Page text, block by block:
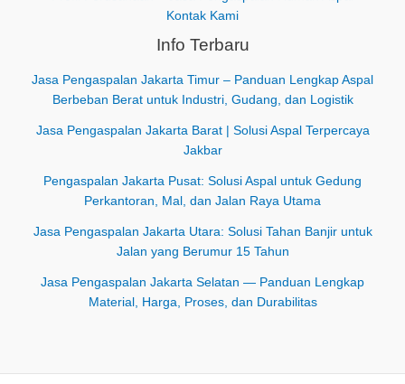
Kontak Kami
Info Terbaru
Jasa Pengaspalan Jakarta Timur – Panduan Lengkap Aspal
Berbeban Berat untuk Industri, Gudang, dan Logistik
Jasa Pengaspalan Jakarta Barat | Solusi Aspal Terpercaya
Jakbar
Pengaspalan Jakarta Pusat: Solusi Aspal untuk Gedung
Perkantoran, Mal, dan Jalan Raya Utama
Jasa Pengaspalan Jakarta Utara: Solusi Tahan Banjir untuk
Jalan yang Berumur 15 Tahun
Jasa Pengaspalan Jakarta Selatan — Panduan Lengkap
Material, Harga, Proses, dan Durabilitas